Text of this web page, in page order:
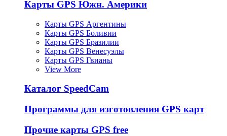
Карты GPS Южн. Америки
Карты GPS Аргентины
Карты GPS Боливии
Карты GPS Бразилии
Карты GPS Венесуэлы
Карты GPS Гвианы
View More
Каталог SpeedCam
Программы для изготовления GPS карт
Прочие карты GPS free